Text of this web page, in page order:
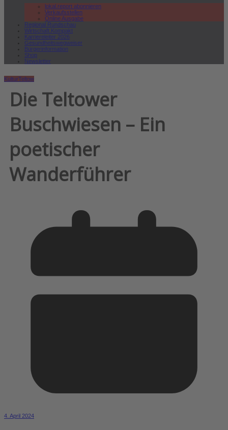
lokal.report abonnieren
Verkaufsstellen
Online Ausgabe
Regional Rundschau
Wirtschaft.Kompakt
Karriereleiter 2026
Gesundheitswegweiser
Bürgerinformation
Shop
Newsletter
KulturTeltow
Die Teltower
Buschwiesen – Ein
poetischer
Wanderführer
4. April 2024